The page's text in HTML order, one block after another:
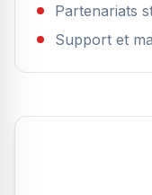
Partenariats
Support et